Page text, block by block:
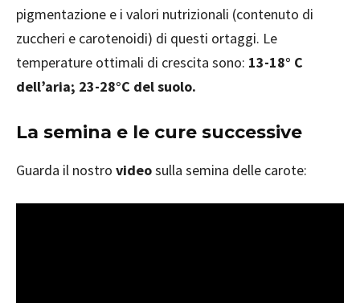
pigmentazione e i valori nutrizionali (contenuto di
zuccheri e carotenoidi) di questi ortaggi. Le
temperature ottimali di crescita sono: 13-18° C
dell’aria; 23-28°C del suolo.
La semina e le cure successive
Guarda il nostro videosulla semina delle carote: